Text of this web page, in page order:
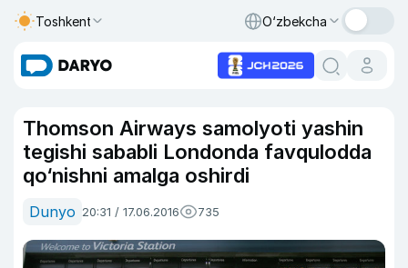
Toshkent O‘zbekcha
Thomson Airways samolyoti yashin
tegishi sababli Londonda favqulodda
qo‘nishni amalga oshirdi
Dunyo 20:31 / 17.06.2016 735